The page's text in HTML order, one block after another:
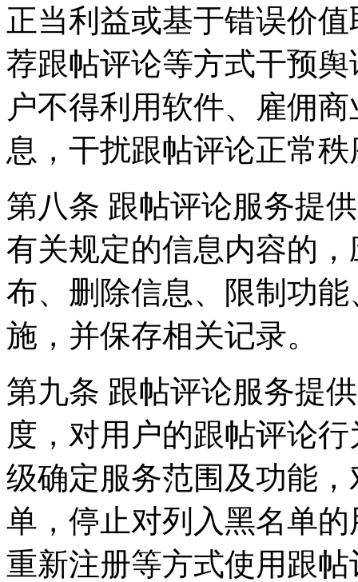
正当利益或基于错误价
荐跟帖评论等方式干预
户不得利用软件、雇佣
息，干扰跟帖评论正常
第八条 跟帖评论服务提
有关规定的信息内容的
布、删除信息、限制功
施，并保存相关记录。
第九条 跟帖评论服务提
度，对用户的跟帖评论
级确定服务范围及功能
单，停止对列入黑名单
重新注册等方式使用跟